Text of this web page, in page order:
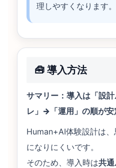
理しやすくなります。
🧰 導入方法
サマリー：導入は「設
レ」→「運用」の順が安
Human+AI体験設計は
になりにくいです。
そのため、導入時は共